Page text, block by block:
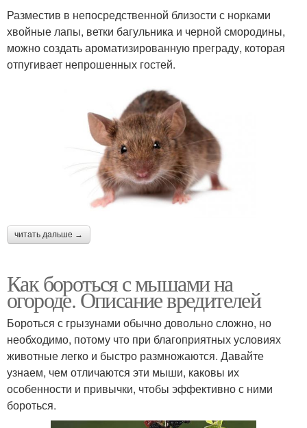
Разместив в непосредственной близости с норками
хвойные лапы, ветки багульника и черной смородины,
можно создать ароматизированную преграду, которая
отпугивает непрошенных гостей.
читать дальше →
Как бороться с мышами на
огороде. Описание вредителей
Бороться с грызунами обычно довольно сложно, но
необходимо, потому что при благоприятных условиях
животные легко и быстро размножаются. Давайте
узнаем, чем отличаются эти мыши, каковы их
особенности и привычки, чтобы эффективно с ними
бороться.